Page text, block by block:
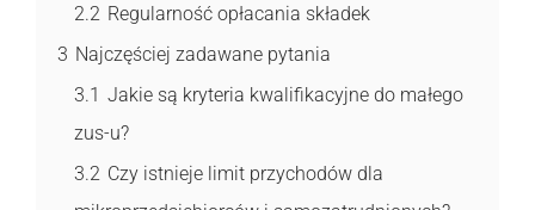
2.2 Regularność opłacania składek
3 Najczęściej zadawane pytania
3.1 Jakie są kryteria kwalifikacyjne do małego
zus-u?
3.2 Czy istnieje limit przychodów dla